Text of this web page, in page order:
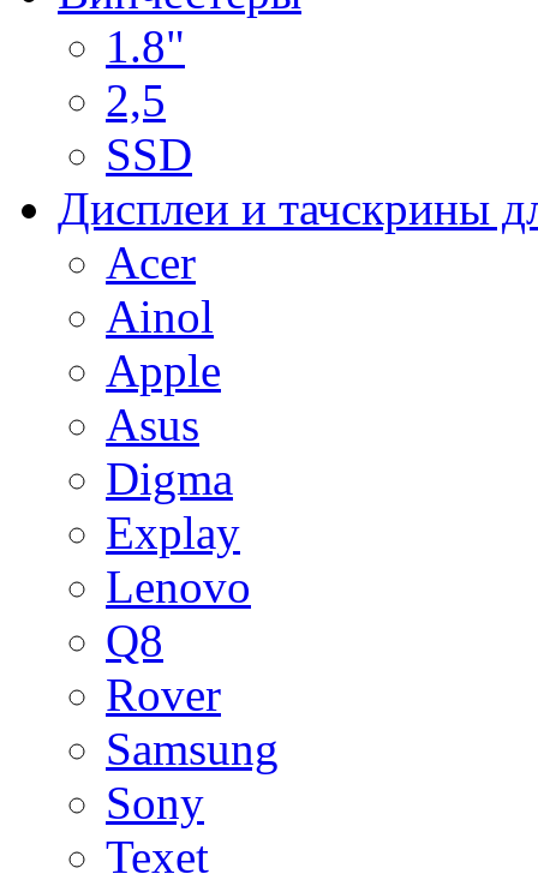
1.8"
2,5
SSD
Дисплеи и тачскрины
Acer
Ainol
Apple
Asus
Digma
Explay
Lenovo
Q8
Rover
Samsung
Sony
Texet